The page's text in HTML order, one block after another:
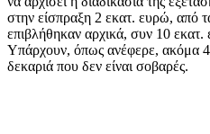
στην είσπραξη 2 εκατ. ευρώ, από
επιβλήθηκαν αρχικά, συν 10 εκατ.
Υπάρχουν, όπως ανέφερε, ακόμα
δεκαριά που δεν είναι σοβαρές.